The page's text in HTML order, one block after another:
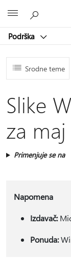
Podrška
Srodne teme
Slike
za
Primenjuje se na
Napomena
Izdavač:
Ponuda: